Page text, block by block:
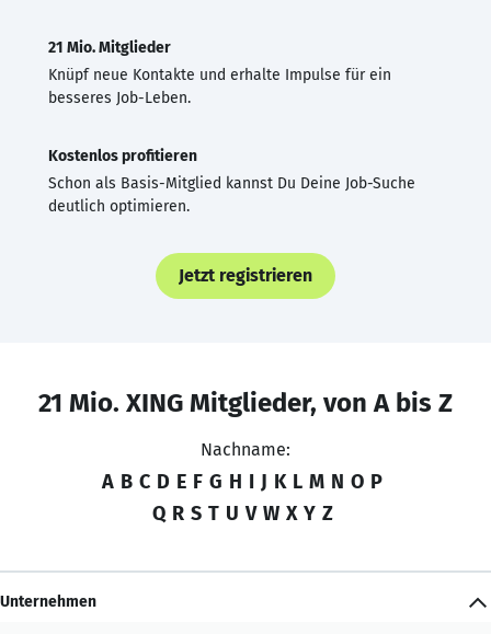
21 Mio. Mitglieder
Knüpf neue Kontakte und erhalte Impulse für ein
besseres Job-Leben.
Kostenlos profitieren
Schon als Basis-Mitglied kannst Du Deine Job-Suche
deutlich optimieren.
Jetzt registrieren
21 Mio. XING Mitglieder, von A bis Z
Nachname:
A B C D E F G H I J K L M N O P
Q R S T U V W X Y Z
Unternehmen